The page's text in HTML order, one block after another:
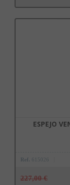
ESPEJO
Ref. 615026
227,00 €